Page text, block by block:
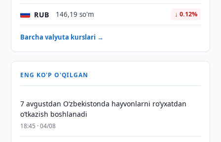
RUB 146,19 so'm ↓ 0.12%
Barcha valyuta kurslari →
ENG KO'P O'QILGAN
7 avgustdan O‘zbekistonda hayvonlarni ro‘yxatdan
o‘tkazish boshlanadi
18:45 · 04/08